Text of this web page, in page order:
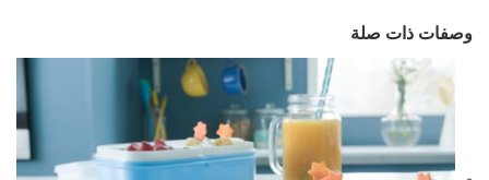
وصفات ذات صلة